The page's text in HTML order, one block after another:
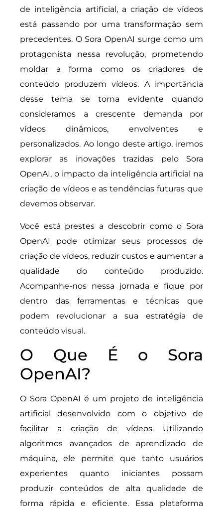
de inteligência artificial, a criação de vídeos
está passando por uma transformação sem
precedentes. O Sora OpenAI surge como um
protagonista nessa revolução, prometendo
moldar a forma como os criadores de
conteúdo produzem vídeos. A importância
desse tema se torna evidente quando
consideramos a crescente demanda por
vídeos dinâmicos, envolventes e
personalizados. Ao longo deste artigo, iremos
explorar as inovações trazidas pelo Sora
OpenAI, o impacto da inteligência artificial na
criação de vídeos e as tendências futuras que
devemos observar.
Você está prestes a descobrir como o Sora
OpenAI pode otimizar seus processos de
criação de vídeos, reduzir custos e aumentar a
qualidade do conteúdo produzido.
Acompanhe-nos nessa jornada e fique por
dentro das ferramentas e técnicas que
podem revolucionar a sua estratégia de
conteúdo visual.
O Que É o Sora
OpenAI?
O Sora OpenAI é um projeto de inteligência
artificial desenvolvido com o objetivo de
facilitar a criação de vídeos. Utilizando
algoritmos avançados de aprendizado de
máquina, ele permite que tanto usuários
experientes quanto iniciantes possam
produzir conteúdos de alta qualidade de
forma rápida e eficiente. Essa plataforma